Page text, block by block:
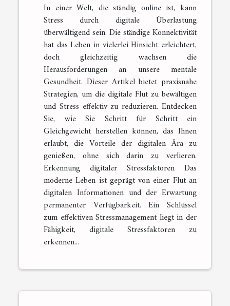
In einer Welt, die ständig online ist, kann
Stress durch digitale Überlastung
überwältigend sein. Die ständige Konnektivität
hat das Leben in vielerlei Hinsicht erleichtert,
doch gleichzeitig wachsen die
Herausforderungen an unsere mentale
Gesundheit. Dieser Artikel bietet praxisnahe
Strategien, um die digitale Flut zu bewältigen
und Stress effektiv zu reduzieren. Entdecken
Sie, wie Sie Schritt für Schritt ein
Gleichgewicht herstellen können, das Ihnen
erlaubt, die Vorteile der digitalen Ära zu
genießen, ohne sich darin zu verlieren.
Erkennung digitaler Stressfaktoren Das
moderne Leben ist geprägt von einer Flut an
digitalen Informationen und der Erwartung
permanenter Verfügbarkeit. Ein Schlüssel
zum effektiven Stressmanagement liegt in der
Fähigkeit, digitale Stressfaktoren zu
erkennen...